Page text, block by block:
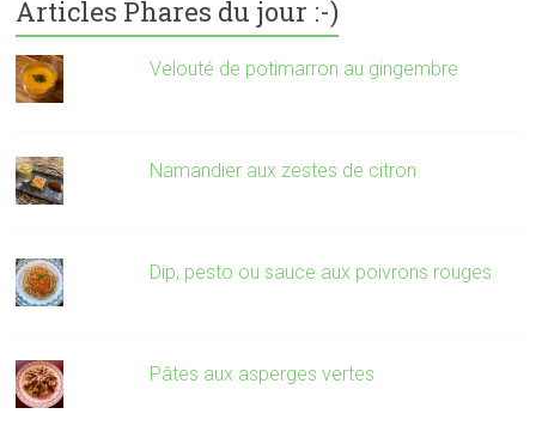
Articles Phares du jour :-)
Velouté de potimarron au gingembre
Namandier aux zestes de citron
Dip, pesto ou sauce aux poivrons rouges
Pâtes aux asperges vertes